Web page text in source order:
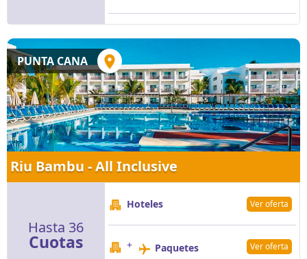
PUNTA CANA
Riu Bambu - All Inclusive
Hasta 36
Cuotas
Hoteles Ver oferta
+ Paquetes Ver oferta